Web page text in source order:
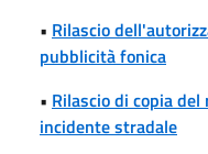
• Rilascio
pubblicità fonica
• Rilascio di copia
incidente stradale